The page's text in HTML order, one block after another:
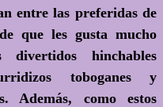
entre las preferidas de
que les gusta mucho
hinchables
toboganes y
Además, como estos